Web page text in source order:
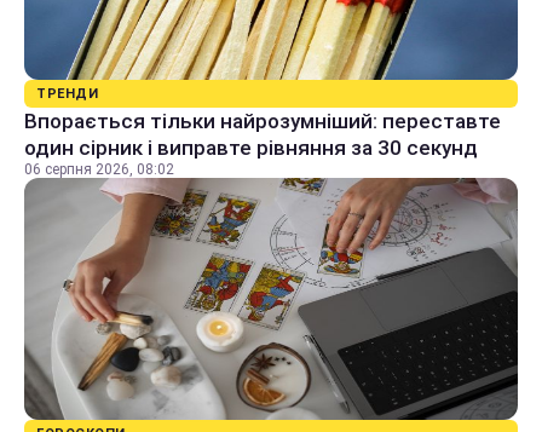
ТРЕНДИ
Впорається тільки найрозумніший: переставте
один сірник і виправте рівняння за 30 секунд
06 серпня 2026, 08:02